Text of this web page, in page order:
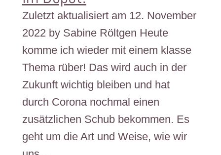
Zuletzt aktualisiert am 12. November
2022 by Sabine Röltgen Heute
komme ich wieder mit einem klasse
Thema rüber! Das wird auch in der
Zukunft wichtig bleiben und hat
durch Corona nochmal einen
zusätzlichen Schub bekommen. Es
geht um die Art und Weise, wie wir